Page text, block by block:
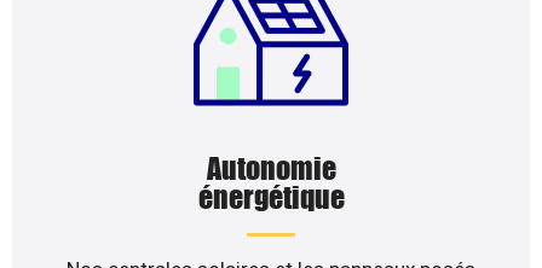
Autonomie
énergétique